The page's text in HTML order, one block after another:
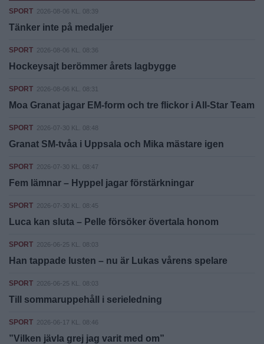
SPORT 2026-08-06 KL. 08:39
Tänker inte på medaljer
SPORT 2026-08-06 KL. 08:36
Hockeysajt berömmer årets lagbygge
SPORT 2026-08-06 KL. 08:31
Moa Granat jagar EM-form och tre flickor i All-Star Team
SPORT 2026-07-30 KL. 08:48
Granat SM-tvåa i Uppsala och Mika mästare igen
SPORT 2026-07-30 KL. 08:47
Fem lämnar – Hyppel jagar förstärkningar
SPORT 2026-07-30 KL. 08:45
Luca kan sluta – Pelle försöker övertala honom
SPORT 2026-06-25 KL. 08:03
Han tappade lusten – nu är Lukas vårens spelare
SPORT 2026-06-25 KL. 08:03
Till sommaruppehåll i serieledning
SPORT 2026-06-17 KL. 08:46
”Vilken jävla grej jag varit med om”